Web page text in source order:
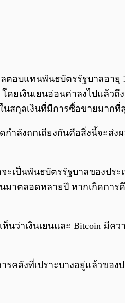
อบแทนพันธบัตรรัฐบาลอายุ
ยเงินเยนอ่อนค่าลงไปแล้วถึ
นสกุลเงินที่มีการซื้อขายมากที่
ำลังถกเถียงกันคือสิ่งนี้จะส่ง
ะเป็นพันธบัตรรัฐบาลของป
าตลอดหลายปี หากเกิดการ
นว่าเงินเยนและ Bitcoin มีค
รคลังที่เปราะบางอยู่แล้วขอ